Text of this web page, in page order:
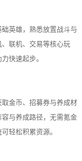
英雄，熟悉放置战斗与
联机、交易等核心玩
快速起步。
金币、招募券与养成材
与养成路径，无需氪金
轻松积累资源。